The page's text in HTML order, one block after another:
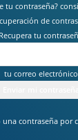
tu contraseña?
de
Recupera tu
tu correo electrónico
una contraseña por